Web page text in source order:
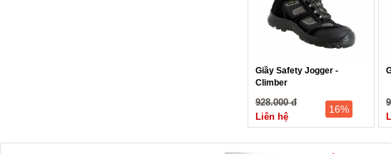
Giầy Safety Jogger -
Climber
928.000 đ
Liên hệ
16%